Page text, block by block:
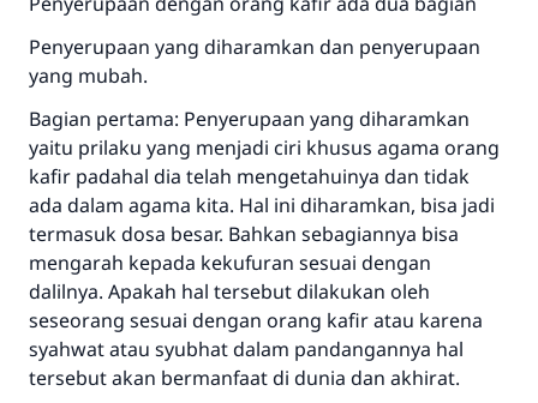
Penyerupaan yang diharamkan dan penyerupaan
yang mubah.
Bagian pertama: Penyerupaan yang diharamkan
yaitu prilaku yang menjadi ciri khusus agama orang
kafir padahal dia telah mengetahuinya dan tidak
ada dalam agama kita. Hal ini diharamkan, bisa jadi
termasuk dosa besar. Bahkan sebagiannya bisa
mengarah kepada kekufuran sesuai dengan
dalilnya. Apakah hal tersebut dilakukan oleh
seseorang sesuai dengan orang kafir atau karena
syahwat atau syubhat dalam pandangannya hal
tersebut akan bermanfaat di dunia dan akhirat.
Bantu kami dalam memberikan jawaban untuk umat
"Siapa yang menunjukkan suatu kebaikan,
meka dia akan mendapatkan pahala yang
sama dengan orang yang melakukannya"
MUSLIM, 1893
Saham